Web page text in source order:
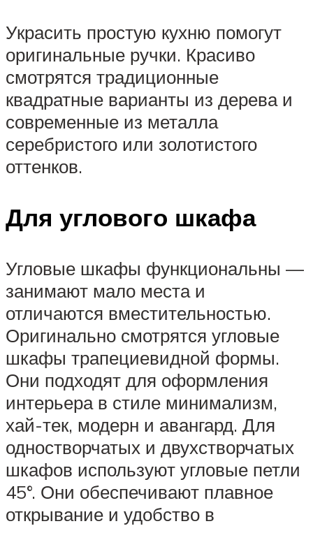
Украсить простую кухню помогут
оригинальные ручки. Красиво
смотрятся традиционные
квадратные варианты из дерева и
современные из металла
серебристого или золотистого
оттенков.
Для углового шкафа
Угловые шкафы функциональны —
занимают мало места и
отличаются вместительностью.
Оригинально смотрятся угловые
шкафы трапециевидной формы.
Они подходят для оформления
интерьера в стиле минимализм,
хай-тек, модерн и авангард. Для
одностворчатых и двухстворчатых
шкафов используют угловые петли
45°. Они обеспечивают плавное
открывание и удобство в